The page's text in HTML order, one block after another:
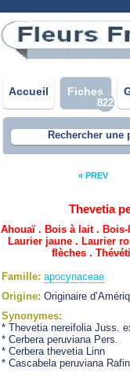
Accueil Fiches
822
Rechercher une
« PREV
Thevetia
Ahouaï . Bois à lait .
Laurier jaune . Laurier
flèches .
Famille: apocynaceae
Origine: Originaire
Synonymes:
* Thevetia nereifolia Juss.
* Cerbera peruviana Pers.
* Cerbera thevetia Linn
* Cascabela peruviana Rafin